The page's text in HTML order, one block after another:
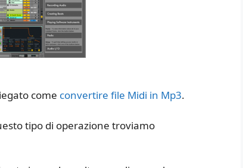
come convertire file Midi in Mp3.
tipo di operazione troviamo